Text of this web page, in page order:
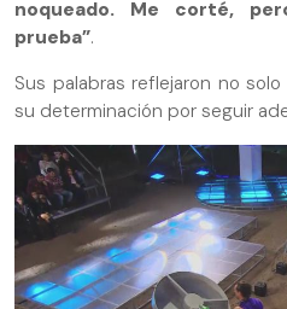
noqueado. Me corté,
prueba”.
Sus palabras reflejaron no
su determinación por seguir